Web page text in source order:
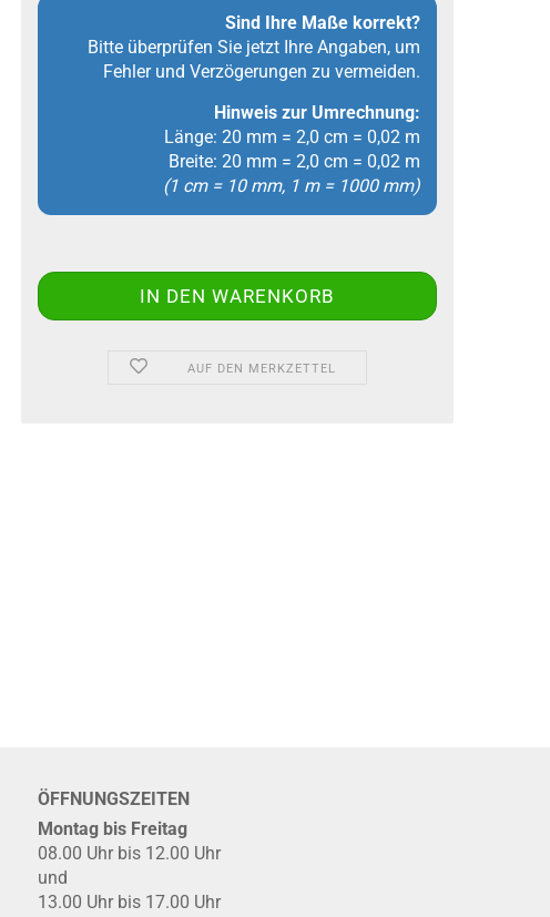
Sind Ihre Maße korrekt?
Bitte überprüfen Sie jetzt Ihre Angaben, um
Fehler und Verzögerungen zu vermeiden.
Hinweis zur Umrechnung:
Länge: 20 mm = 2,0 cm = 0,02 m
Breite: 20 mm = 2,0 cm = 0,02 m
(1 cm = 10 mm, 1 m = 1000 mm)
AUF DEN MERKZETTEL
ÖFFNUNGSZEITEN
Montag bis Freitag
08.00 Uhr bis 12.00 Uhr
und
13.00 Uhr bis 17.00 Uhr